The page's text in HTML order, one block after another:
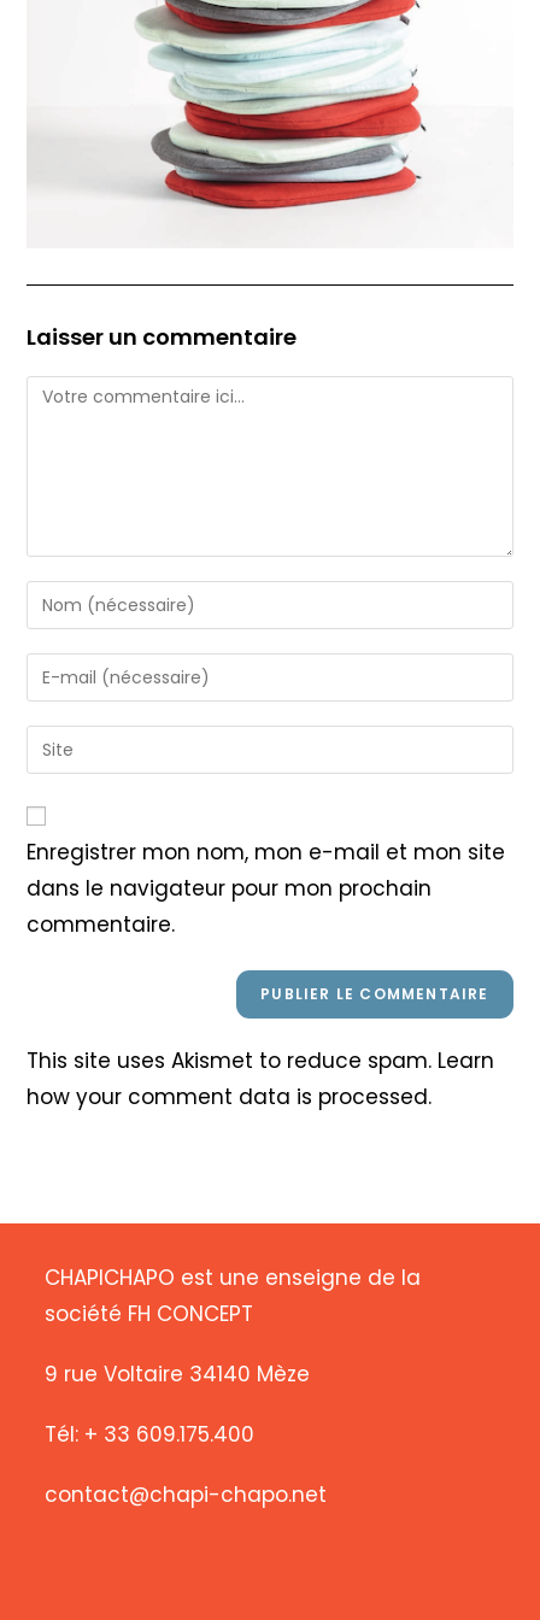
Laisser un commentaire
Comment
Enter
your
name
or
to
comment
Enter
your
email
address
Saisir
l’URL
votre
site
(facultatif)
Enregistrer mon nom, mon e-mail et mon site
dans le navigateur pour mon prochain
commentaire.
This site uses Akismet to reduce spam. Learn
how your comment data is processed.
CHAPICHAPO est une enseigne de la
société FH CONCEPT
9 rue Voltaire 34140 Mèze
Tél: + 33 609.175.400
contact@chapi-chapo.net